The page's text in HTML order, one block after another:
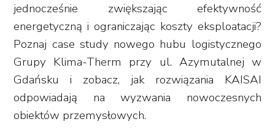
jednocześnie zwiększając efektywność
energetyczną i ograniczając koszty eksploatacji?
Poznaj case study nowego hubu logistycznego
Grupy Klima-Therm przy ul. Azymutalnej w
Gdańsku i zobacz, jak rozwiązania KAISAI
odpowiadają na wyzwania nowoczesnych
obiektów przemysłowych.